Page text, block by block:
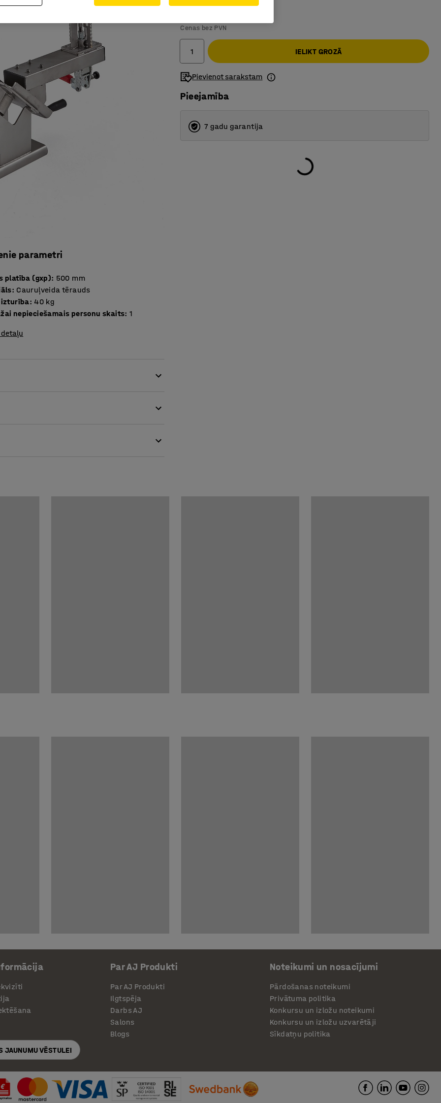
parametri
platība (gxp): 500 mm
: Cauruļveida tērauds
izturība: 40 kg
nepieciešamais personu skaits: 1
Cenas bez PVN
IELIKT GROZĀ
Pievienot sarakstam
Pieejamība
7 gadu garantija
JAUNUMU VĒSTULEI
Par AJ Produkti
Par AJ Produkti
Ilgtspēja
Darbs AJ
Salons
Blogs
Noteikumi un nosacījumi
Pārdošanas noteikumi
Privātuma politika
Konkursu un izložu noteikumi
Konkursu un izložu uzvarētāji
Sīkdatņu politika